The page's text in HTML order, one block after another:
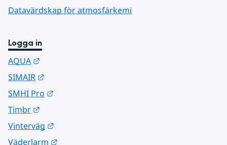
Datavärdskap för atmosfärkemi
Logga in
AQUA
SIMAIR
SMHI Pro
Timbr
Vinterväg
Väderlarm